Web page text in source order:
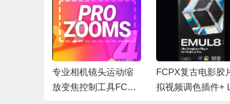
专业相机镜头运动缩
放变焦控制工具FCPX
FCPX复古电影胶
拟视频调色插件+